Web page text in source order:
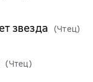
звезда
(Чтец)
(Чтец)